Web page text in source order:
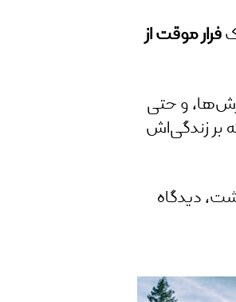
فرار موقت از
و حتی
بر زندگی‌اش
دیدگاه